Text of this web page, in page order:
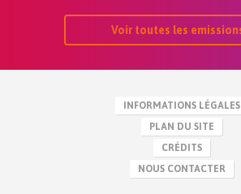
Voir toutes les
INFORMATIONS LÉGALES
PLAN DU SITE
CRÉDITS
NOUS CONTACTER